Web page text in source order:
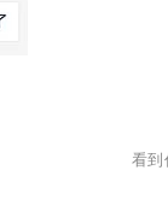
看到